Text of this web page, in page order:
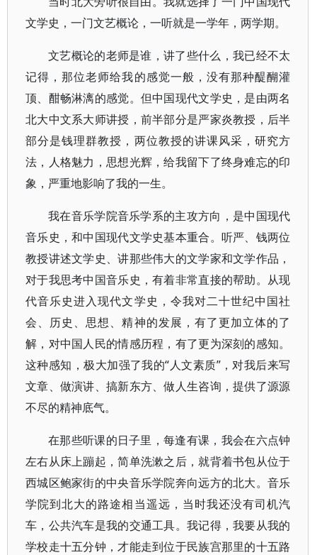
文学史，一门文艺概论，一听就是一学年，两学期。
文艺概论的老师是谁，讲了些什么，我已经不太
记得，那位老师给我的感觉一般，没有那种醍醐灌
顶、酣畅淋漓的感觉。但中国现代文学史，是由两名
北大中文系大师讲授，前半部分是严家炎教授，后半
部分是钱理群教授，两位教授的讲课风采，研究方
法，人格魅力，思想光辉，给我留下了终身难忘的印
象，严重地影响了我的一生。
我在音乐学院音乐学系的主攻方向，是中国现代
音乐史，和中国现代文学史基本重合。听严、钱两位
教授讲述文学史、讲那些伟大的文学家和文学作品，
对于我思考中国音乐史，有着非常直接的帮助。从现
代音乐史进入现代文学史，令我对二十世纪中国社
会、历史、思想、精神的发展，有了更加立体的了
解，对中国人民的情感历程，有了更为深刻的感知。
这种感知，极大加强了我的“人文素质”，对我后来写
文章、做演讲、搞新东方、做人生咨询，提供了源源
不尽的精神底气。
在那些听课的日子里，每逢有课，我会在六点钟
左右从床上蹦起，简单洗漱之后，就背着书包从位于
西城区鲍家街的中央音乐学院奔向远方的北大。音乐
学院到北大的路途相当遥远，当时我还没有司机汽
车，公共汽车是我的交通工具。我记得，我要从我的
学校走十五分钟，才能走到位于民族宫那里的十五路